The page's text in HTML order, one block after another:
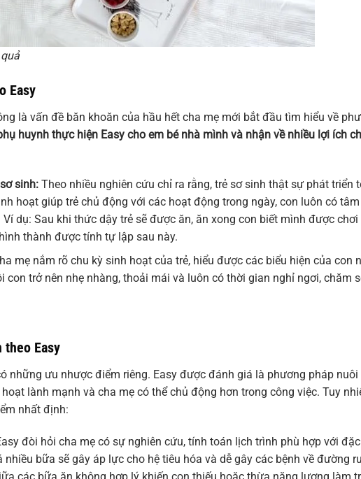
Easy
là vấn đề băn khoăn của hầu hết cha mẹ mới bắt đầu tìm hiểu về
huynh thực hiện Easy cho em bé nhà mình và nhận về nhiều lợi ích
sinh:Theo nhiều nghiên cứu chỉ ra rằng, trẻ sơ sinh thật sự phát triển
hoạt giúp trẻ chủ động với các hoạt động trong ngày, con luôn có tâm
dụ: Sau khi thức dậy trẻ sẽ được ăn, ăn xong con biết mình được chơi
thành được tính tự lập sau này.
mẹ nắm rõ chu kỳ sinh hoạt của trẻ, hiểu được các biểu hiện của con
con trở nên nhẹ nhàng, thoải mái và luôn có thời gian nghỉ ngơi, chăm
theo Easy
những ưu nhược điểm riêng. Easy được đánh giá là phương pháp nuôi
lành mạnh và cha mẹ có thể chủ động hơn trong công việc. Tuy
nhất định:
đòi hỏi cha mẹ có sự nghiên cứu, tính toán lịch trình phù hợp với đặc
bữa sẽ gây áp lực cho hệ tiêu hóa và dễ gây các bệnh về đường